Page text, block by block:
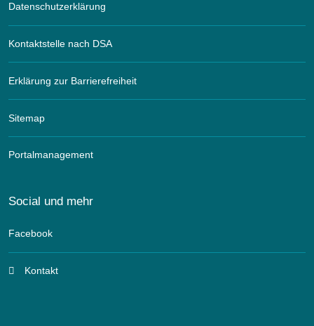
Datenschutzerklärung
Kontaktstelle nach DSA
Erklärung zur Barrierefreiheit
Sitemap
Portalmanagement
Social und mehr
Facebook
Kontakt